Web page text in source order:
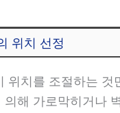
위치 선정
위치를 조절하는
해 가로막히거나